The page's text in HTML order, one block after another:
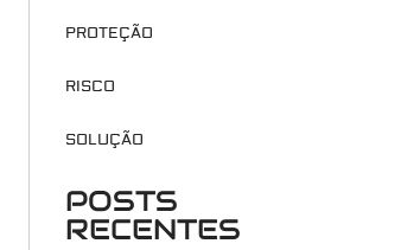
PROTEÇÃO
RISCO
SOLUÇÃO
POSTS
RECENTES